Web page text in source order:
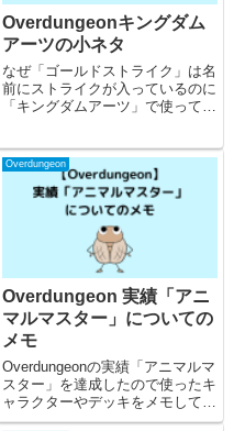
Overdungeonキングダム
アーツの小ネタ
なぜ「ゴールドストライク」は名
前にストライクが入っているのに
「キングダムアーツ」で使っても
Overdungeon
Overdungeon 実績「アニ
マルマスター」についての
メモ
Overdungeonの実績「アニマルマ
スター」を達成したので使ったキ
ャラクターやデッキをメモしてお
きます。